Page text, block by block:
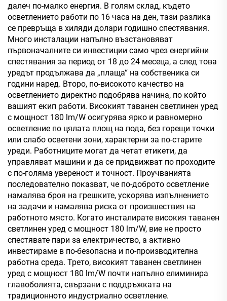
далеч по-малко енергия. В голям склад, където
осветлението работи по 16 часа на ден, тази разлика
се превръща в хиляди долари годишно спестявания.
Много инсталации напълно възстановяват
първоначалните си инвестиции само чрез енергийни
спестявания за период от 18 до 24 месеца, а след това
уредът продължава да „плаща“ на собственика си
години наред. Второ, по-високото качество на
осветлението директно подобрява начина, по който
вашият екип работи. Високият таванен светлинен уред
с мощност 180 lm/W осигурява ярко и равномерно
осветление по цялата площ на пода, без горещи точки
или слабо осветени зони, характерни за по-старите
уреди. Работниците могат да четат етикети, да
управляват машини и да се придвижват по проходите
с по-голяма увереност и точност. Проучванията
последователно показват, че по-доброто осветление
намалява броя на грешките, ускорява изпълнението
на задачи и намалява риска от произшествия на
работното място. Когато инсталирате високия таванен
светлинен уред с мощност 180 lm/W, вие не просто
спестявате пари за електричество, а активно
инвестираме в по-безопасна и по-производителна
работна среда. Трето, високият таванен светлинен
уред с мощност 180 lm/W почти напълно елиминира
главоболията, свързани с поддръжката на
традиционното индустриално осветление.